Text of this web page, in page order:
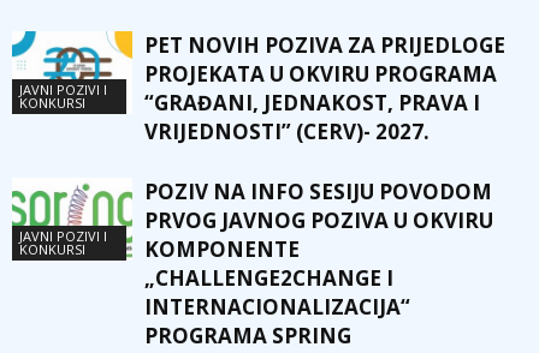
JAVNI POZIVI I
KONKURSI
PET NOVIH POZIVA ZA PRIJEDLOGE
PROJEKATA U OKVIRU PROGRAMA
“GRAĐANI, JEDNAKOST, PRAVA I
VRIJEDNOSTI” (CERV)- 2027.
JAVNI POZIVI I
KONKURSI
POZIV NA INFO SESIJU POVODOM
PRVOG JAVNOG POZIVA U OKVIRU
KOMPONENTE
„CHALLENGE2CHANGE I
INTERNACIONALIZACIJA“
PROGRAMA SPRING